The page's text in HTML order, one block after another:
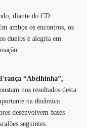
diante do CD
ambos os encontros, os
duelos e alegria em
“Abelhinha”,
nos resultados desta
na dinâmica
desenvolvem bases
seguintes.